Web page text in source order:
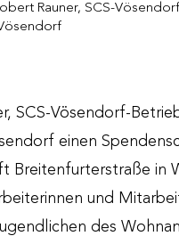
Rauner, SCS-
SCS-Vösendorf-
einen
Breitenfurterstraße in
und
des